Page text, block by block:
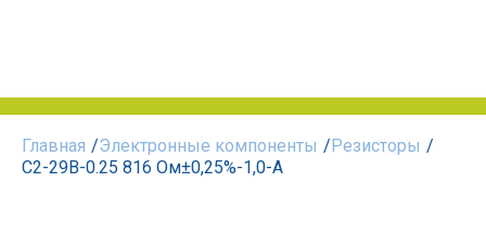
Главная /Электронные компоненты /Резисторы /
С2-29В-0.25 816 Ом±0,25%-1,0-А